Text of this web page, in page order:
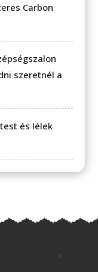
Carbon
szeretnél a
és lélek